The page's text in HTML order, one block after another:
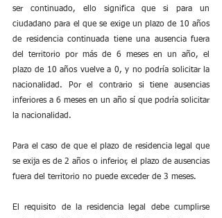
ser continuado, ello significa que si para un
ciudadano para el que se exige un plazo de 10 años
de residencia continuada tiene una ausencia fuera
del territorio por más de 6 meses en un año, el
plazo de 10 años vuelve a 0, y no podría solicitar la
nacionalidad. Por el contrario si tiene ausencias
inferiores a 6 meses en un año sí que podría solicitar
la nacionalidad.
Para el caso de que el plazo de residencia legal que
se exija es de 2 años o inferior, el plazo de ausencias
fuera del territorio no puede exceder de 3 meses.
El requisito de la residencia legal debe cumplirse